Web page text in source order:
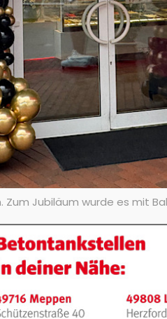
Zum Jubiläum wurde es mit